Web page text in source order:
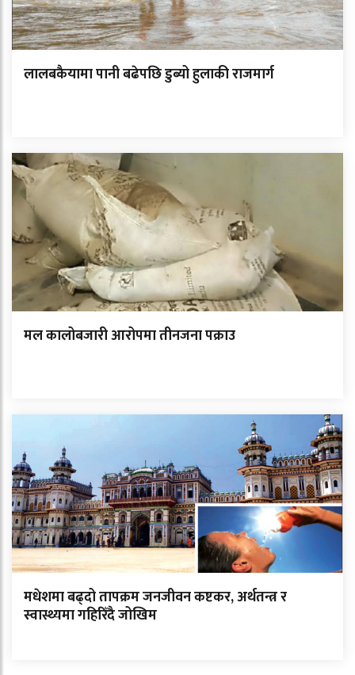
लालबकैयामा पानी बढेपछि डुब्यो हुलाकी राजमार्ग
मल कालोबजारी आरोपमा तीनजना पक्राउ
मधेशमा बढ्दो तापक्रम जनजीवन कष्टकर, अर्थतन्त्र र
स्वास्थ्यमा गहिरिँदै जोखिम